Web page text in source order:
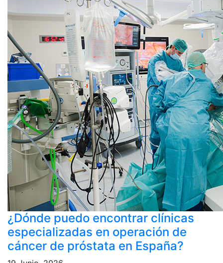
¿Dónde puedo encontrar clínicas
especializadas en operación de
cáncer de próstata en España?